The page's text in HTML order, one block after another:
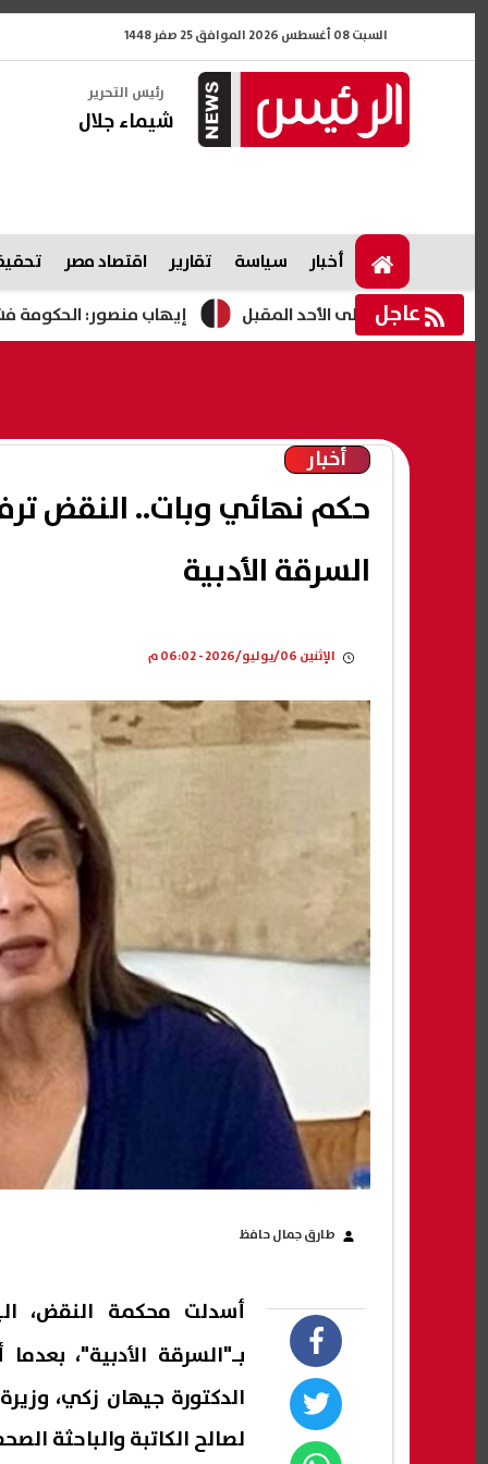
السبت 08 أغسطس 2026 الموافق 25 صفر 1448
رئيس التحرير
شيماء جلال
أخبار سياسة تقارير اقتصاد مصر
عاجل إيهاب منصور: الحكومة فشلت في 5 ملفات.. وتعديلات قانون المعاشات على رأس أولويات البرلمان
أخبار
حكم نهائي وبات.. النقض
السرقة الأدبية
الإثنين 06/يوليو/2026 - 06:02 م
طارق جمال حافظ
أسدلت محكمة النقض،
بـ"السرقة الأدبية"، بعدما
الدكتورة جيهان زكي،
لصالح الكاتبة والباحثة